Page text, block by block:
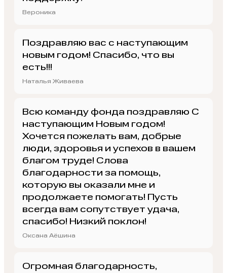
Вероника
Поздравляю вас с наступающим
новым годом! Спасибо, что вы
есть!!!
Наталья Живаева
Всю команду фонда поздравляю С
наступающим Новым годом!
Хочется пожелать вам, добрые
люди, здоровья и успехов в вашем
благом труде! Слова
благодарности за помощь,
которую вы оказали мне и
продолжаете помогать! Пусть
всегда вам сопутствует удача,
спасибо! Низкий поклон!
Оксана Аёшина
Огромная благодарность,